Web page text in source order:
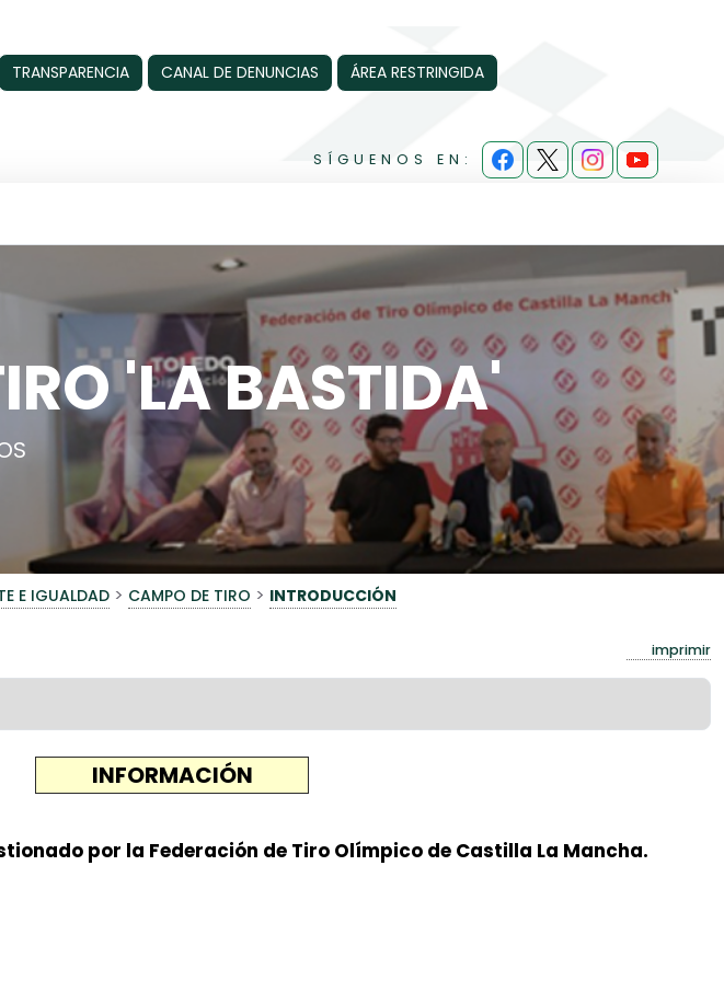
TRANSPARENCIA CANAL DE DENUNCIAS ÁREA RESTRINGIDA
SÍGUENOS EN:
'LA BASTIDA'
E IGUALDAD > CAMPO DE TIRO > INTRODUCCIÓN
imprimir
INFORMACIÓN
por la Federación de Tiro Olímpico de Castilla La Mancha.